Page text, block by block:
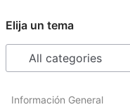
Elija un tema
Información General